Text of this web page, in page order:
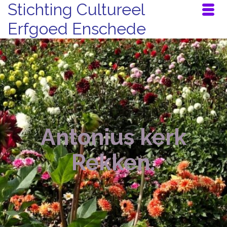
Stichting Cultureel
Erfgoed Enschede
Antonius kerk
Rekken.